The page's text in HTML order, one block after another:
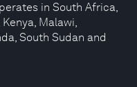
in South Africa,
Malawi,
South Sudan and